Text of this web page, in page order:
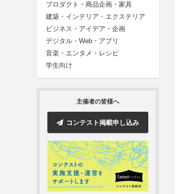
プロダクト・商品企画・家具
建築・インテリア・エクステリア
ビジネス・アイデア・企画
デジタル・Web・アプリ
音楽・エンタメ・レシピ
学生向け
主催者の皆様へ
コンテスト掲載申し込み